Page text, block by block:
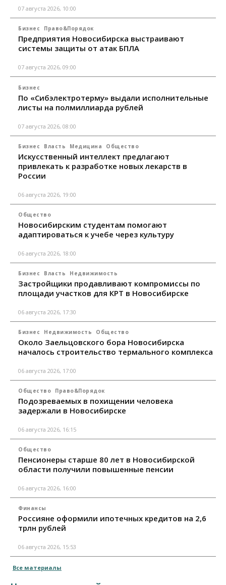
07 августа 2026, 10:00
Бизнес Право&Порядок
Предприятия Новосибирска выстраивают
системы защиты от атак БПЛА
07 августа 2026, 09:00
Бизнес
По «Сибэлектротерму» выдали исполнительные
листы на полмиллиарда рублей
07 августа 2026, 08:00
Бизнес Власть Медицина Общество
Искусственный интеллект предлагают
привлекать к разработке новых лекарств в
России
06 августа 2026, 19:00
Общество
Новосибирским студентам помогают
адаптироваться к учебе через культуру
06 августа 2026, 18:00
Бизнес Власть Недвижимость
Застройщики продавливают компромиссы по
площади участков для КРТ в Новосибирске
06 августа 2026, 17:30
Бизнес Недвижимость Общество
Около Заельцовского бора Новосибирска
началось строительство термального комплекса
06 августа 2026, 17:00
Общество Право&Порядок
Подозреваемых в похищении человека
задержали в Новосибирске
06 августа 2026, 16:15
Общество
Пенсионеры старше 80 лет в Новосибирской
области получили повышенные пенсии
06 августа 2026, 16:00
Финансы
Россияне оформили ипотечных кредитов на 2,6
трлн рублей
06 августа 2026, 15:53
Все материалы